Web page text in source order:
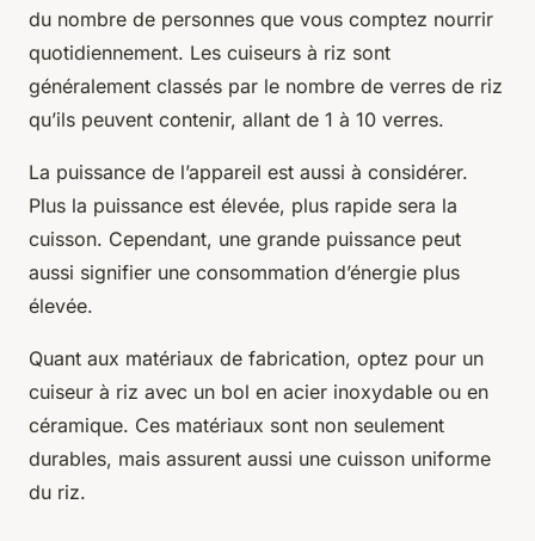
du nombre de personnes que vous comptez nourrir
quotidiennement. Les cuiseurs à riz sont
généralement classés par le nombre de verres de riz
qu’ils peuvent contenir, allant de 1 à 10 verres.
La puissance de l’appareil est aussi à considérer.
Plus la puissance est élevée, plus rapide sera la
cuisson. Cependant, une grande puissance peut
aussi signifier une consommation d’énergie plus
élevée.
Quant aux matériaux de fabrication, optez pour un
cuiseur à riz avec un bol en acier inoxydable ou en
céramique. Ces matériaux sont non seulement
durables, mais assurent aussi une cuisson uniforme
du riz.